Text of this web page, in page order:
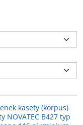
kasety (korpus)
NOVATEC B427 typ